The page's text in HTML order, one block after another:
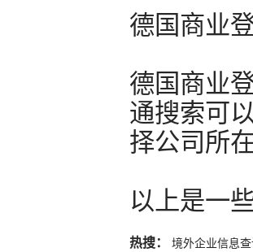
德国商业
德国商业
通搜索可
择公司所
以上是一
热搜： 境外企业信息